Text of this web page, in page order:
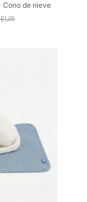
Cono de nieve